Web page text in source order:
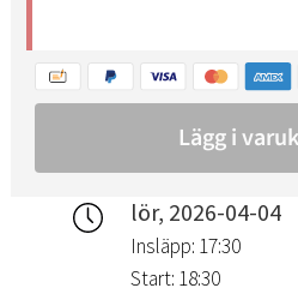
lör, 2026-04-04
Insläpp: 17:30
Start: 18:30